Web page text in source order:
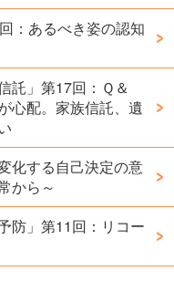
：あるべき姿の認知
託」第17回：Ｑ＆
心配。家族信託、遺
化する自己決定の意
から～
防」第11回：リコー